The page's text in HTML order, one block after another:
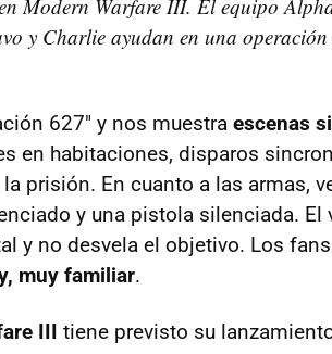
Modern Warfare III. El equipo
y Charlie ayudan en una
627" y nos muestra escenas
en habitaciones, disparos
prisión. En cuanto a las armas,
y una pistola silenciada. El
y no desvela el objetivo. Los
muy familiar.
III tiene previsto su